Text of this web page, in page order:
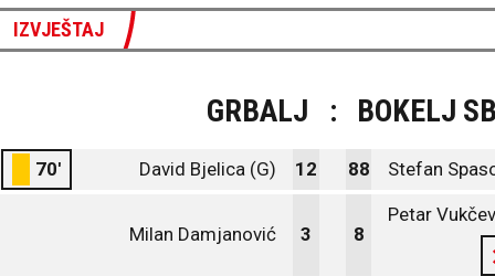
IZVJEŠTAJ
GRBALJ : BOKELJ
70' David Bjelica (G) 12 88 Stefan
Milan Damjanović 3 8
Petar